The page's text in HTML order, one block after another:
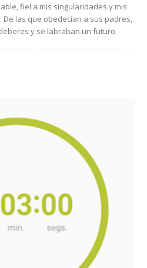
fiel a mis singularidades y mis
De las que obedecían a sus padres,
y se labraban un futuro.